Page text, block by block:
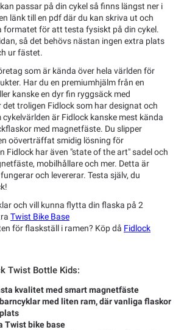
passar på din cykel så finns längst ner i
länk till en pdf där du kan skriva ut och
formatet för att testa fysiskt på din cykel.
så det behövs nästan ingen extra plats
ur fästet.
som är kända över hela världen för
Har du en premiumhjälm från en
kanske en dyr fin ryggsäck med
troligen Fidlock som har designat och
är Fidlock kanske mest kända
med magnetfäste. Du slipper
oöverträffat smidig lösning för
Fidlock har även "state of the art" sadel och
mobilhållare och mer. Detta är
och levererar. Testa själv, du
och vill kunna flytta din flaska på 2
Twist Bike Base
för flaskställ i ramen? Köp då Fidlock
Twist Bottle Kids:
kvalitet med smart magnetfäste
med liten ram, där vanliga flaskor
Twist bike base